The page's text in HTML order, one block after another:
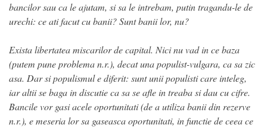
bancilor sau ca le ajutam, si sa le intrebam, putin tragandu-le de
urechi: ce ati facut cu banii? Sunt banii lor, nu?
Exista libertatea miscarilor de capital. Nici nu vad in ce baza
(putem pune problema n.r.), decat una populist-vulgara, ca sa zic
asa. Dar si populismul e diferit: sunt unii populisti care inteleg,
iar altii se baga in discutie ca sa se afle in treaba si dau cu cifre.
Bancile vor gasi acele oportunitati (de a utiliza banii din rezerve
n.r.), e meseria lor sa gaseasca oportunitati, in functie de ceea ce